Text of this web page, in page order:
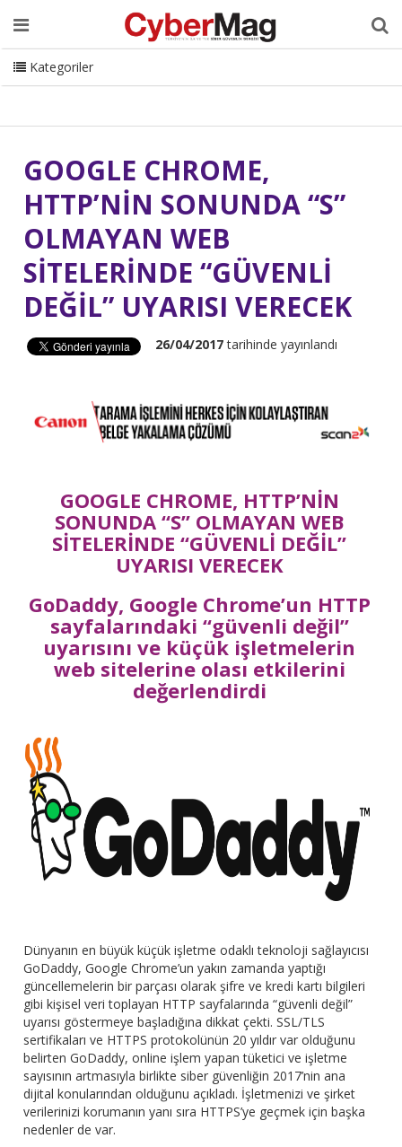
Ana Sayfa Hakkımızda Dergi Editörden
Danışmanlık
ISC Turkey Sizden Gelenler
İletişim
CyberMag Logo
Kategoriler
GOOGLE CHROME,
HTTP’NİN SONUNDA “S”
OLMAYAN WEB
SİTELERİNDE “GÜVENLİ
DEĞİL” UYARISI VERECEK
26/04/2017tarihinde yayınlandı
GOOGLE CHROME, HTTP’NİN
SONUNDA “S” OLMAYAN WEB
SİTELERİNDE “GÜVENLİ DEĞİL”
UYARISI VERECEK
GoDaddy, Google Chrome’un HTTP
sayfalarındaki “güvenli değil”
uyarısını ve küçük işletmelerin
web sitelerine olası etkilerini
değerlendirdi
Dünyanın en büyük küçük işletme odaklı teknoloji sağlayıcısı
GoDaddy, Google Chrome’un yakın zamanda yaptığı
güncellemelerin bir parçası olarak şifre ve kredi kartı bilgileri
gibi kişisel veri toplayan HTTP sayfalarında “güvenli değil”
uyarısı göstermeye başladığına dikkat çekti. SSL/TLS
sertifikaları ve HTTPS protokolünün 20 yıldır var olduğunu
belirten GoDaddy, online işlem yapan tüketici ve işletme
sayısının artmasıyla birlikte siber güvenliğin 2017’nin ana
dijital konularından olduğunu açıkladı. İşletmenizi ve şirket
verilerinizi korumanın yanı sıra HTTPS’ye geçmek için başka
nedenler de var.